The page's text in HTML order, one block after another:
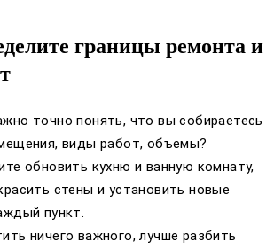
границы ремонта и
точно понять, что вы собираетесь
виды работ, объемы?
обновить кухню и ванную комнату,
стены и установить новые
пункт.
ничего важного, лучше разбить